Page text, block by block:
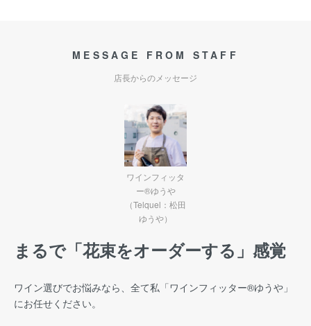
MESSAGE FROM STAFF
店長からのメッセージ
ワインフィッタ
ー®ゆうや
（Telquel：松田
ゆうや）
まるで「花束をオーダーする」感覚
ワイン選びでお悩みなら、全て私「ワインフィッター®︎ゆうや」
にお任せください。